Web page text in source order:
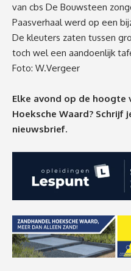
van cbs De Bouwsteen
Paasverhaal werd op een
De kleuters zaten tussen
toch wel een aandoenlijk
Foto: W.Vergeer
Elke avond op de
Hoeksche Waard? Schrijf
nieuwsbrief.